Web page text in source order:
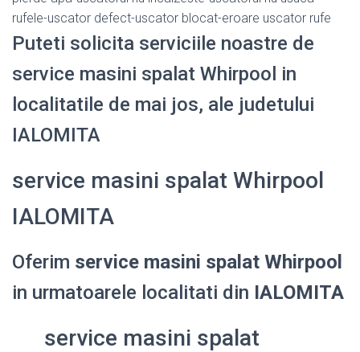
rufele-uscator defect-uscator blocat-eroare uscator rufe
Puteti solicita serviciile noastre de
service masini spalat Whirpool in
localitatile de mai jos, ale judetului
IALOMITA
service masini spalat Whirpool
IALOMITA
Oferim service masini spalat Whirpool
in urmatoarele localitati din IALOMITA
service masini spalat